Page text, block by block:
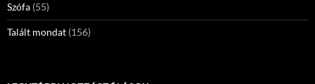
Szófa (55)
Talált mondat (156)